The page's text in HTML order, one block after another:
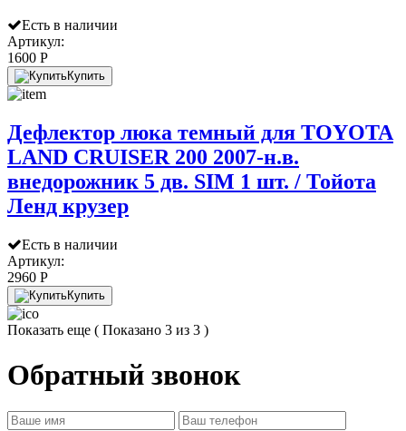
Есть в наличии
Артикул:
1600 P
Купить
Дефлектор люка темный для TOYOTA
LAND CRUISER 200 2007-н.в.
внедорожник 5 дв. SIM 1 шт. / Тойота
Ленд крузер
Есть в наличии
Артикул:
2960 P
Купить
Показать еще ( Показано 3 из 3 )
Обратный звонок